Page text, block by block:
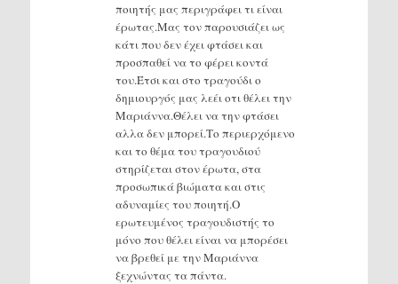
ποιητής μας περιγράφει τι είναι
έρωτας.Μας τον παρουσιάζει ως
κάτι που δεν έχει φτάσει και
προσπαθεί να το φέρει κοντά
του.Έτσι και στο τραγούδι ο
δημιουργός μας λεέι οτι θέλει την
Μαριάννα.Θέλει να την φτάσει
αλλα δεν μπορεί.Το περιερχόμενο
και το θέμα του τραγουδιού
στηρίζεται στον έρωτα, στα
προσωπικά βιώματα και στις
αδυναμίες του ποιητή.Ο
ερωτευμένος τραγουδιστής το
μόνο που θέλει είναι να μπορέσει
να βρεθεί με την Μαριάννα
ξεχνώντας τα πάντα.